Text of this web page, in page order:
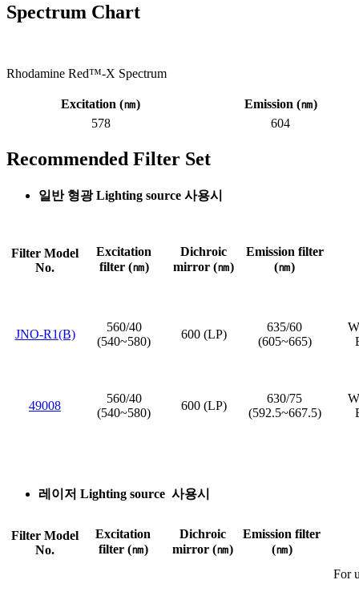
Spectrum Chart
Rhodamine Red™-X Spectrum
Excitation (㎚) Emission (㎚)
578
604
Recommended Filter Set
일반 형광 Lighting source 사용시
Filter Model
No.
Excitation
filter (㎚)
Dichroic
mirror (㎚)
Emission filter
(㎚)
JNO-R1(B)
560/40
(540~580)
600 (LP)
635/60
(605~665)
49008
560/40
(540~580)
600 (LP)
630/75
(592.5~667.5)
레이저 Lighting source 사용시
Filter Model
No.
Excitation
filter (㎚)
Dichroic
mirror (㎚)
Emission filter
(㎚)
For